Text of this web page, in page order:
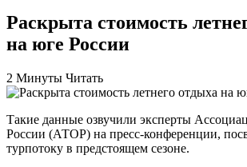
Раскрыта стоимость
на юге России
2 Минуты Читать
Такие данные озвучили эксперты
России (АТОР) на пресс-конференции,
турпотоку в предстоящем сезоне.